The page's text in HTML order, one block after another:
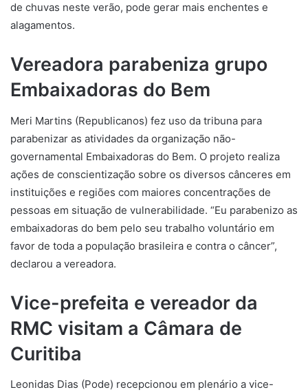
de chuvas neste verão, pode gerar mais enchentes e
alagamentos.
Vereadora parabeniza grupo
Embaixadoras do Bem
Meri Martins (Republicanos) fez uso da tribuna para
parabenizar as atividades da organização não-
governamental Embaixadoras do Bem. O projeto realiza
ações de conscientização sobre os diversos cânceres em
instituições e regiões com maiores concentrações de
pessoas em situação de vulnerabilidade. “Eu parabenizo as
embaixadoras do bem pelo seu trabalho voluntário em
favor de toda a população brasileira e contra o câncer”,
declarou a vereadora.
Vice-prefeita e vereador da
RMC visitam a Câmara de
Curitiba
Leonidas Dias (Pode) recepcionou em plenário a vice-